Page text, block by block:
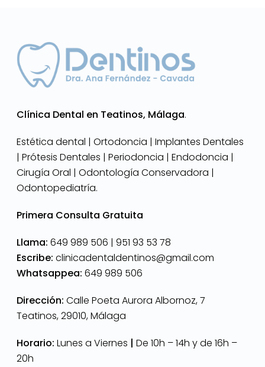
Clínica Dental en Teatinos, Málaga.
Estética dental | Ortodoncia | Implantes Dentales
| Prótesis Dentales | Periodoncia | Endodoncia |
Cirugía Oral | Odontología Conservadora |
Odontopediatría.
Primera Consulta Gratuita
Llama: 649 989 506 | 951 93 53 78
Escribe: clinicadentaldentinos@gmail.com
Whatsappea: 649 989 506
Dirección: Calle Poeta Aurora Albornoz, 7
Teatinos, 29010, Málaga
Horario: Lunes a Viernes | De 10h – 14h y de 16h –
20h